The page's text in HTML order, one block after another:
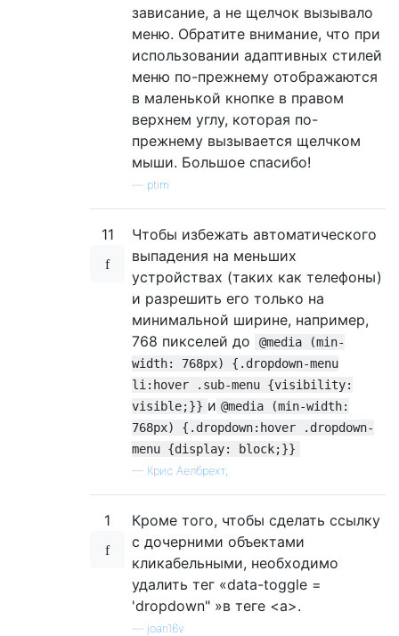
<a class= "#" href ="#">Menu</a>
</li>
</ul>
</div>
<!-- /.nav-collapse -->
</div>
</div>
</div>
<li
class= "active" ><a href="#">Regular
<li
class="dropdown">
<a href="#" data-toggle="dropdown"
<ul
class="dropdown-menu" id=
<li>
<a
"#" 2-level Menu class
<ul class="dropdown-menu sub-menu"
<li><a href="#">Action</a></li>
<li><a href="#">Another action
<li><a
href="#" >Something else
<li
class="divider"
></li>
<li class "nav-header"
<li><a
<li><a
</li>
<li><a href= "#">Another action
<li><a
href ="#" Something else here
"divider"
></li>
<li><a
href "#">Separated link
</ul>
зависание, а не щелчок вызывало
меню. Обратите внимание, что при
использовании адаптивных стилей
меню по-прежнему отображаются
в маленькой кнопке в правом
верхнем углу, которая по-
прежнему вызывается щелчком
мыши. Большое спасибо!
ptim
11
Чтобы избежать автоматического
выпадения на меньших
устройствах (таких как телефоны)
и разрешить его только на
минимальной ширине, например,
768 пикселей до
@media (min-
width: 768px) {.dropdown-menu
li:hover .sub-menu {visibility:
visible;}} и @media (min-width:
768px) {.dropdown:hover .dropdown-
menu {display: block;}}
— Крис Аелбрехт,
1
Кроме того, чтобы сделать ссылку
с дочерними объектами
кликабельными, необходимо
удалить тег «data-toggle =
'dropdown" »в теге <a>.
joan16v